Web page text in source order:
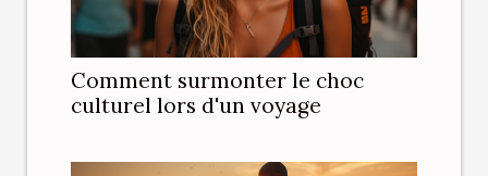
Comment surmonter le choc
culturel lors d'un voyage